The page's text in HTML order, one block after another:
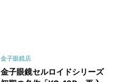
金子眼鏡店
金子眼鏡セルロイドシリーズ